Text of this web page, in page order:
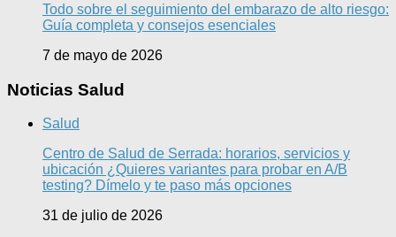
Todo sobre el seguimiento del embarazo de alto riesgo:
Guía completa y consejos esenciales
7 de mayo de 2026
Noticias Salud
Salud
Centro de Salud de Serrada: horarios, servicios y
ubicación ¿Quieres variantes para probar en A/B
testing? Dímelo y te paso más opciones
31 de julio de 2026